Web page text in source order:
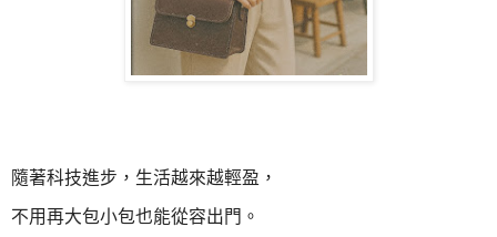
隨著科技進步，生活越來越輕盈，
不用再大包小包也能從容出門。